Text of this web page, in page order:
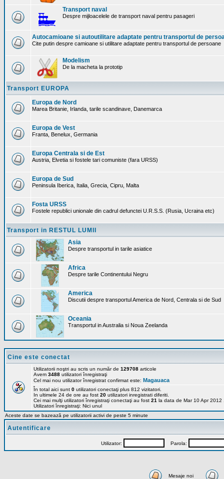
Transport naval
Despre mijloacelele de transport naval pentru pasageri
Autocamioane si autoutilitare adaptate pentru transportul de
Cite putin despre camioane si utilitare adaptate pentru transportul de persoane
Modelism
De la macheta la prototip
Transport EUROPA
Europa de Nord
Marea Britanie, Irlanda, tarile scandinave, Danemarca
Europa de Vest
Franta, Benelux, Germania
Europa Centrala si de Est
Austria, Elvetia si fostele tari comuniste (fara URSS)
Europa de Sud
Peninsula Iberica, Italia, Grecia, Cipru, Malta
Fosta URSS
Fostele republici unionale din cadrul defunctei U.R.S.S. (Rusia, Ucraina etc)
Transport in RESTUL LUMII
Asia
Despre transportul in tarile asiatice
Africa
Despre tarile Continentului Negru
America
Discutii despre transportul America de Nord, Centrala si de Sud
Oceania
Transportul in Australia si Noua Zeelanda
Cine este conectat
Utilizatorii noştri au scris un număr de 129708 articole
Avem 3488 utilizatori înregistraţi
Cel mai nou utilizator înregistrat confirmat este: Magauaca
În total aici sunt 0 utilizatori conectaţi plus 812 vizitatori.
In ultimele 24 de ore au fost 20 utilizatori inregistrati diferiti.
Cei mai mulţi utilizatori înregistraţi conectaţi au fost 21 la data de Mar 10 Apr 2012
Utilizatori înregistraţi: Nici unul
Aceste date se bazează pe utilizatorii activi de peste 5 minute
Autentificare
Utilizator: Parola:
Mesaje noi